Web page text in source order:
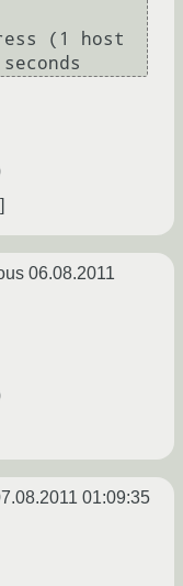
(1 host
06.08.2011
01:09:35